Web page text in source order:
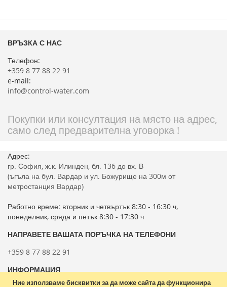
Ние използваме бисквитки за да може сайта да функционира
ВРЪЗКА С НАС
Телефон:
+359 8 77 88 22 91
e-mail:
info@control-water.com
Покупки или консултация на място на адрес,
само след предварителна уговорка !
Адрес:
гр. София, ж.к. Илинден, бл. 136 до вх. В
(ъгъла на бул. Вардар и ул. Божурище на 300м от
метростанция Вардар)
Работно време: вторник и четвъртък 8:30 - 16:30 ч,
понеделник, сряда и петък 8:30 - 17:30 ч
НАПРАВЕТЕ ВАШАТА ПОРЪЧКА НА ТЕЛЕФОНИ
+359 8 77 88 22 91
ИНФОРМАЦИЯ